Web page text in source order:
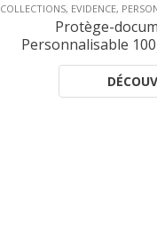
COLLECTIONS, EVIDENCE,
Protège-
Personnalisable 100